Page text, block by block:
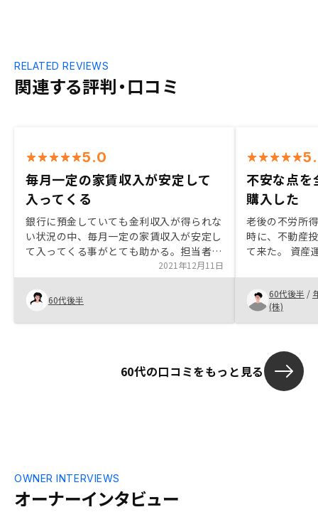
関連する評判・口コミ
RELATED REVIEWS
5.0
毎月一定の家賃収入が安定して
入ってくる
銀行に預金していても金利収入が得られな
い状況の中、毎月一定の家賃収入が安定し
て入ってくる事がとても助かる。担当者の
説明が非常にわかりやすく、初歩的な質問
にも丁寧に答えてくれたので安心して購入
できた。
2021年12月11日
60代後半
不安な点を
購入した
老後の不労所
時に、不動産
て来た。 資産
に返答しても
切った。60代後半 /
(株)
60代の口コミをもっと見る
オーナーインタビュー
OWNER INTERVIEWS